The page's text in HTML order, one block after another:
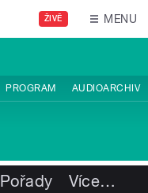
ŽIVĚ MENU
PROGRAM AUDIOARCHIV
Pořady Více…